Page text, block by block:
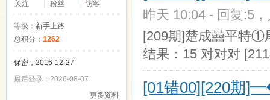
关注
粉丝
访客
等级： 新手上路
总积分： 1262
保密，2016-12-27
最后登录：2026-08-07
更多资料
昨天 10:04 - 回复:5
[209期]楚成囍平特①
结果：15 对对对
[01错00][220